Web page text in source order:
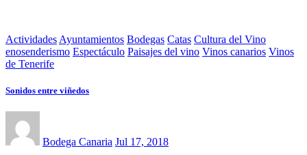
Actividades Ayuntamientos Bodegas Catas Cultura del Vino
enosenderismo Espectáculo Paisajes del vino Vinos canarios Vinos
de Tenerife
Sonidos entre viñedos
Bodega Canaria Jul 17, 2018